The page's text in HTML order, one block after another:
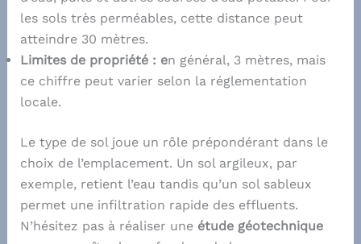
les sols très perméables, cette distance peut
atteindre 30 mètres.
Limites de propriété : en général, 3 mètres, mais
ce chiffre peut varier selon la réglementation
locale.
Le type de sol joue un rôle prépondérant dans le
choix de l’emplacement. Un sol argileux, par
exemple, retient l’eau tandis qu’un sol sableux
permet une infiltration rapide des effluents.
N’hésitez pas à réaliser une étude géotechnique